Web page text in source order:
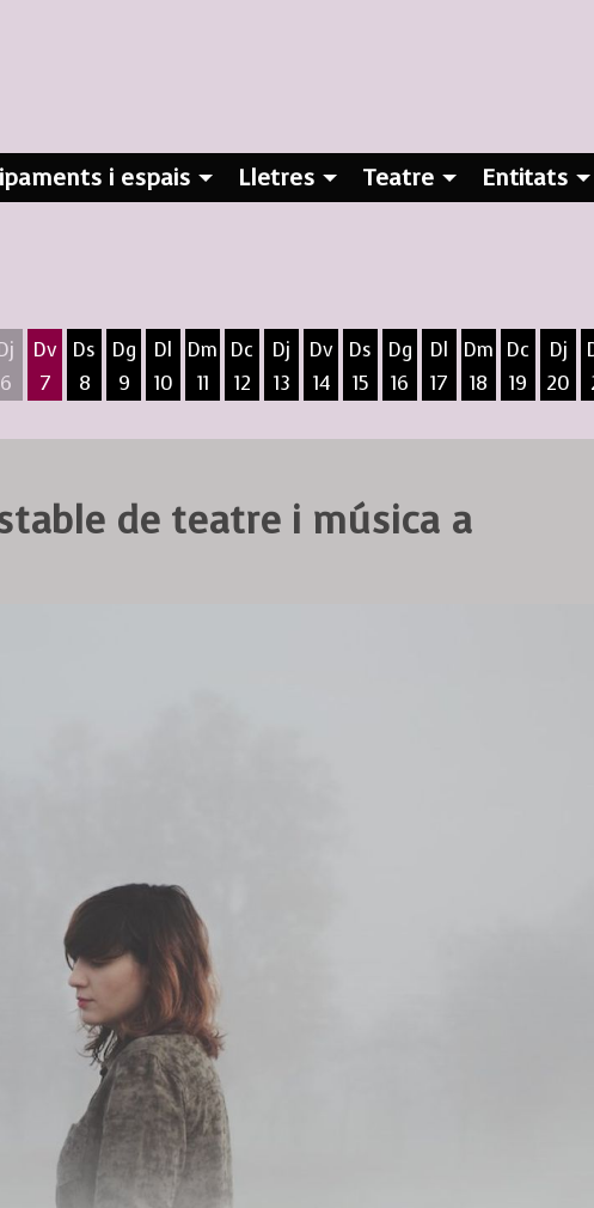
i espais Lletres Teatre Entitats
6
Dv
7
Ds
8
Dg
9
Dl
10
Dm
11
Dc
12
Dj
13
Dv
14
Ds
15
Dg
16
Dl
17
Dm
18
Dc
19
Dj
20
de teatre i música a